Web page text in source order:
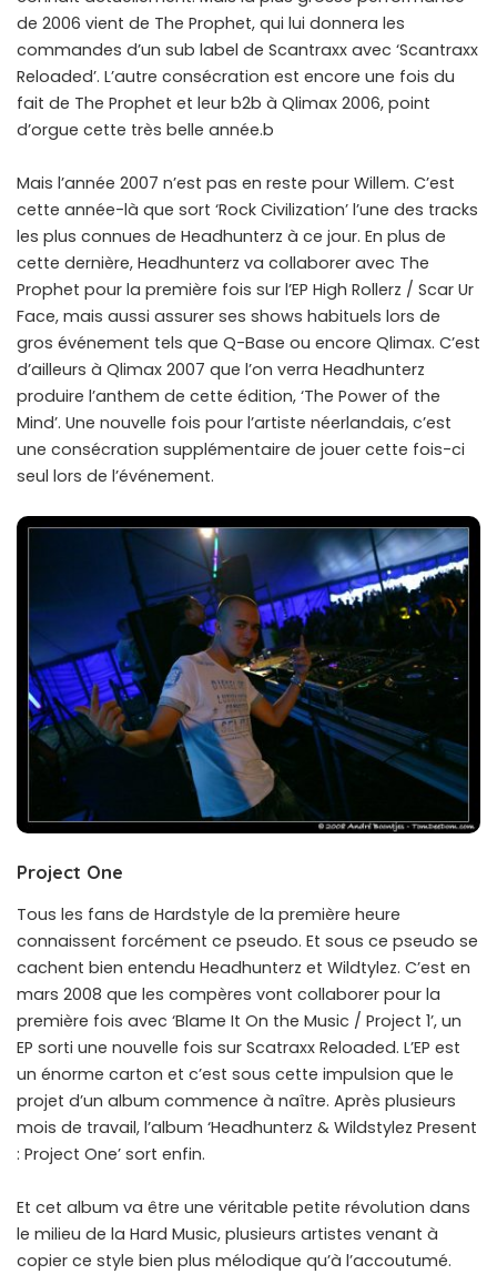
de 2006 vient de The Prophet, qui lui donnera les
commandes d’un sub label de Scantraxx avec ‘Scantraxx
Reloaded’. L’autre consécration est encore une fois du
fait de The Prophet et leur b2b à Qlimax 2006, point
d’orgue cette très belle année.b
Mais l’année 2007 n’est pas en reste pour Willem. C’est
cette année-là que sort ‘Rock Civilization’ l’une des tracks
les plus connues de Headhunterz à ce jour. En plus de
cette dernière, Headhunterz va collaborer avec The
Prophet pour la première fois sur l’EP High Rollerz / Scar Ur
Face, mais aussi assurer ses shows habituels lors de
gros événement tels que Q-Base ou encore Qlimax. C’est
d’ailleurs à Qlimax 2007 que l’on verra Headhunterz
produire l’anthem de cette édition, ‘The Power of the
Mind’. Une nouvelle fois pour l’artiste néerlandais, c’est
une consécration supplémentaire de jouer cette fois-ci
seul lors de l’événement.
Project One
Tous les fans de Hardstyle de la première heure
connaissent forcément ce pseudo. Et sous ce pseudo se
cachent bien entendu Headhunterz et Wildtylez. C’est en
mars 2008 que les compères vont collaborer pour la
première fois avec ‘Blame It On the Music / Project 1’, un
EP sorti une nouvelle fois sur Scatraxx Reloaded. L’EP est
un énorme carton et c’est sous cette impulsion que le
projet d’un album commence à naître. Après plusieurs
mois de travail, l’album ‘Headhunterz & Wildstylez Present
: Project One’ sort enfin.
Et cet album va être une véritable petite révolution dans
le milieu de la Hard Music, plusieurs artistes venant à
copier ce style bien plus mélodique qu’à l’accoutumé.